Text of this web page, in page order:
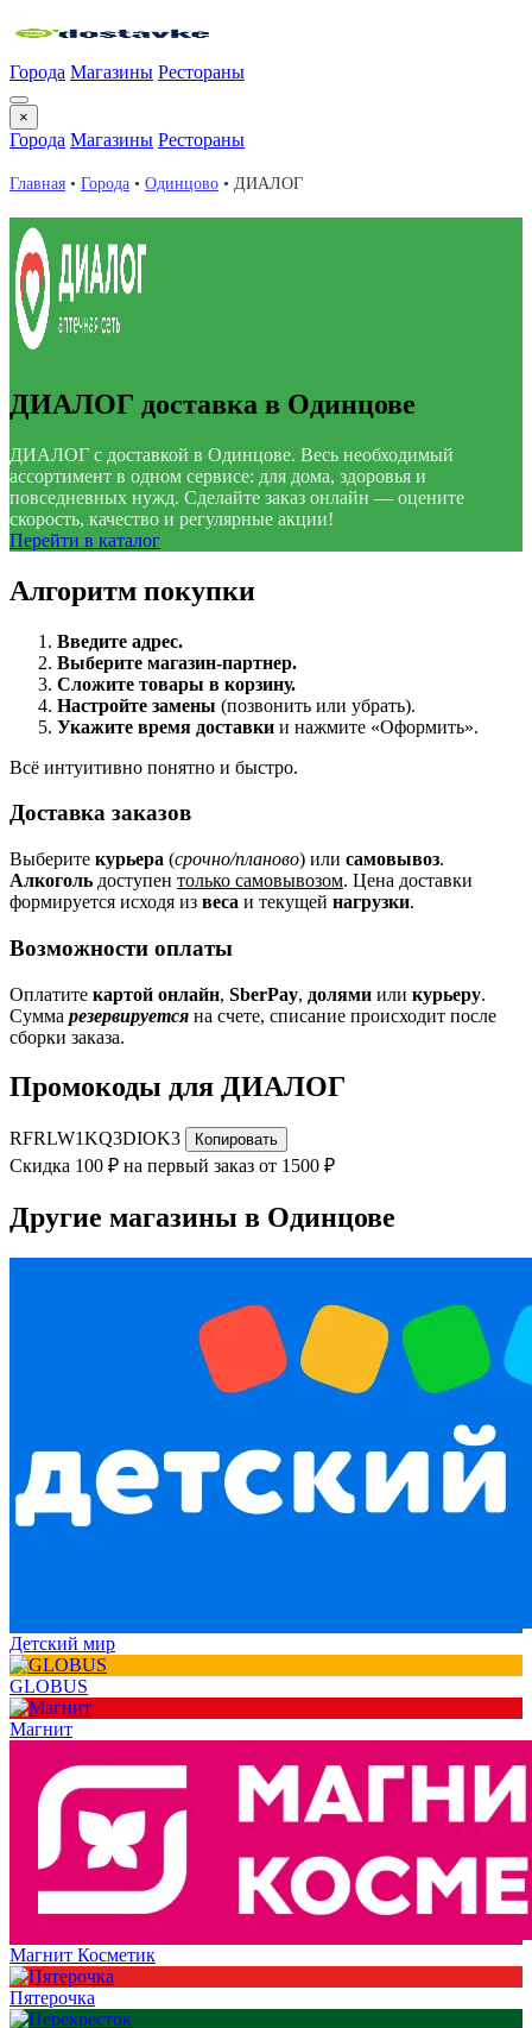
Города Магазины Рестораны
×
Города Магазины Рестораны
Главная • Города • Одинцово • ДИАЛОГ
ДИАЛОГ доставка в Одинцове
ДИАЛОГ с доставкой в Одинцове. Весь необходимый
ассортимент в одном сервисе: для дома, здоровья и
повседневных нужд. Сделайте заказ онлайн — оцените
скорость, качество и регулярные акции!
Перейти в каталог
Алгоритм покупки
Введите адрес.
Выберите магазин-партнер.
Сложите товары в корзину.
Настройте замены (позвонить или убрать).
Укажите время доставки и нажмите «Оформить».
Всё интуитивно понятно и быстро.
Доставка заказов
Выберите курьера (срочно/планово) или самовывоз.
Алкоголь доступен только самовывозом. Цена доставки
формируется исходя из веса и текущей нагрузки.
Возможности оплаты
Оплатите картой онлайн, SberPay, долями или курьеру.
Сумма резервируется на счете, списание происходит после
сборки заказа.
Промокоды для ДИАЛОГ
RFRLW1KQ3DIOK3 Копировать
Скидка 100 ₽ на первый заказ от 1500 ₽
Другие магазины в Одинцове
Детский мир
GLOBUS
Магнит
Магнит Косметик
Пятерочка